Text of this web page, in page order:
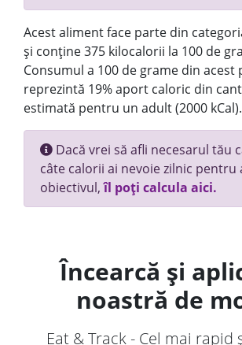
Acest aliment face parte din
și conține 375 kilocalorii la 100 de
Consumul a 100 de grame din acest
reprezintă 19% aport caloric din
estimată pentru un adult (2000 kCal).
Dacă vrei să afli necesarul tău
câte calorii ai nevoie zilnic pentru
obiectivul,îl poți calcula aici.
Încearcă și
noastră de
Eat & Track - Cel mai rapid